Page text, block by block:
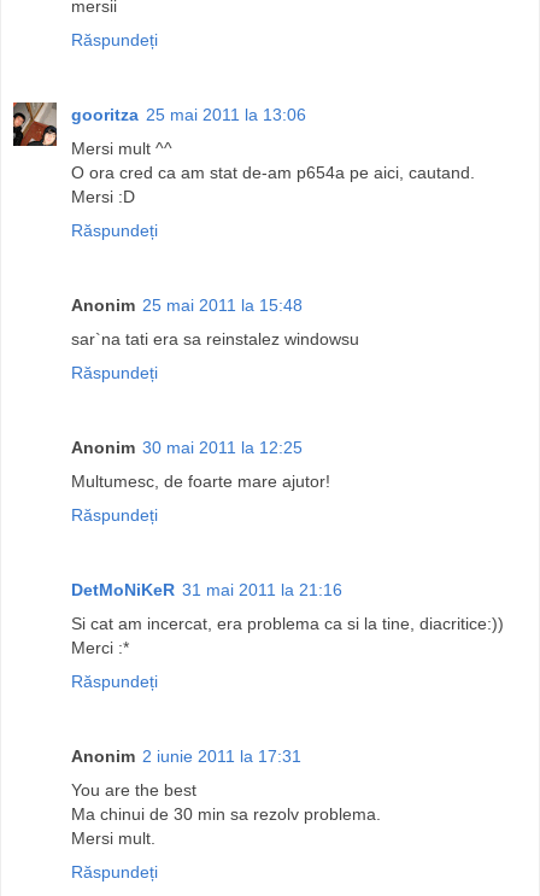
mersii
Răspundeți
gooritza 25 mai 2011 la 13:06
Mersi mult ^^
O ora cred ca am stat de-am p654a pe aici, cautand.
Mersi :D
Răspundeți
Anonim 25 mai 2011 la 15:48
sar`na tati era sa reinstalez windowsu
Răspundeți
Anonim 30 mai 2011 la 12:25
Multumesc, de foarte mare ajutor!
Răspundeți
DetMoNiKeR 31 mai 2011 la 21:16
Si cat am incercat, era problema ca si la tine, diacritice:))
Merci :*
Răspundeți
Anonim 2 iunie 2011 la 17:31
You are the best
Ma chinui de 30 min sa rezolv problema.
Mersi mult.
Răspundeți